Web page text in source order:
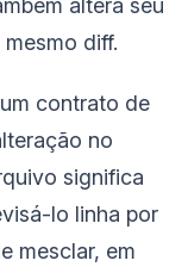
diff.
contrato de
no
significa
lo linha por
mesclar, em